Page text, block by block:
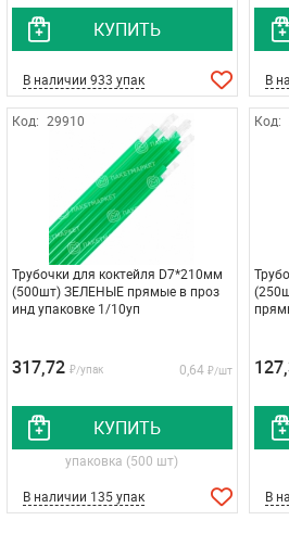
КУПИТЬ
В наличии 933 упак В
Код: 29910
Трубочки для коктейля D7*210мм
(500шт) ЗЕЛЕНЫЕ прямые в проз
инд упаковке 1/10уп
317,72 ₽/упак 0,64 ₽/шт
КУПИТЬ
упаковка (500 шт)
В наличии 135 упак
Код:
В